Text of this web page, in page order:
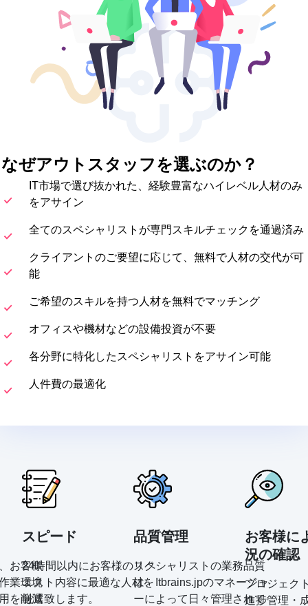
なぜアウトスタッフを選ぶのか？
IT市場で選び抜かれた、経験豊富なハイレベル人材のみ
をアサイン
全てのスペシャリストが専門スキルチェックを通過済み
クライアントのご要望に応じて、無料で人材の交代が可
能
ご希望のスキルを持つ人材を無料でマッチング
オフィスや機材などの設備投資が不要
各分野に特化したスペシャリストをアサイン可能
人件費の最適化
お客様
業環境
を削減
スピード
24時間以内にお客様のリク
エスト内容に最適な人材を
厳選致します。
品質管理
スペシャリストの業務品質
は、Itbrains.jpのマネージャ
ーによって日々管理されて
お客様に
況の確認
プロジェク
進捗管理・